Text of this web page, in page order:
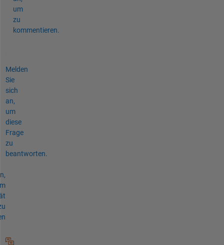
um
zu
kommentieren.
Melden
Sie
sich
an,
um
diese
Frage
zu
beantworten.